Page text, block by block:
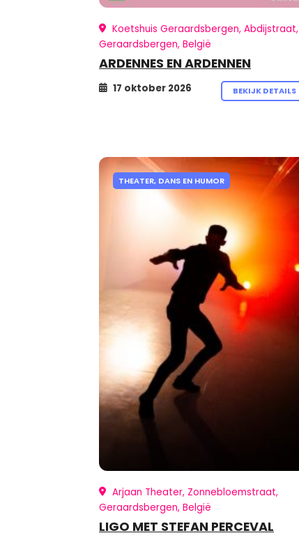
Koetshuis Geraardsbergen, Abdijstraat,
Geraardsbergen, België
ARDENNES EN ARDENNEN
17 oktober 2026 BEKIJK DETAILS
THEATER, DANS EN HUMOR
Arjaan Theater, Zonnebloemstraat,
Geraardsbergen, België
LIGO MET STEFAN PERCEVAL